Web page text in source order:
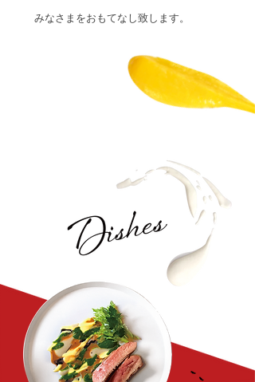
みなさまをおもてなし致します。